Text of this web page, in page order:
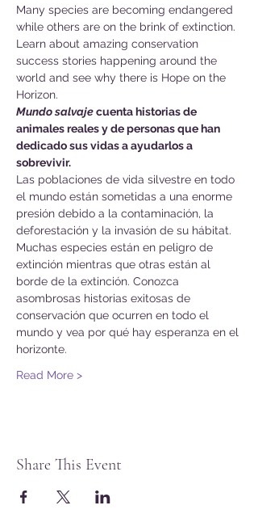
Many species are becoming endangered
while others are on the brink of extinction.
Learn about amazing conservation
success stories happening around the
world and see why there is Hope on the
Horizon.
Mundo salvaje cuenta historias de
animales reales y de personas que han
dedicado sus vidas a ayudarlos a
sobrevivir.
Las poblaciones de vida silvestre en todo
el mundo están sometidas a una enorme
presión debido a la contaminación, la
deforestación y la invasión de su hábitat.
Muchas especies están en peligro de
extinción mientras que otras están al
borde de la extinción. Conozca
asombrosas historias exitosas de
conservación que ocurren en todo el
mundo y vea por qué hay esperanza en el
horizonte.
Read More >
Share This Event